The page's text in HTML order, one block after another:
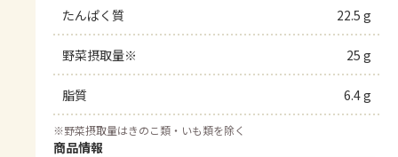
たんぱく質 22.5 g
野菜摂取量※ 25 g
脂質 6.4 g
※野菜摂取量はきのこ類・いも類を除く
商品情報